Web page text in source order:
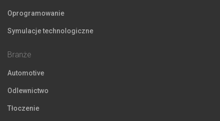
Oprogramowanie
Symulacje technologiczne
Branże
Automotive
Odlewnictwo
Tłoczenie